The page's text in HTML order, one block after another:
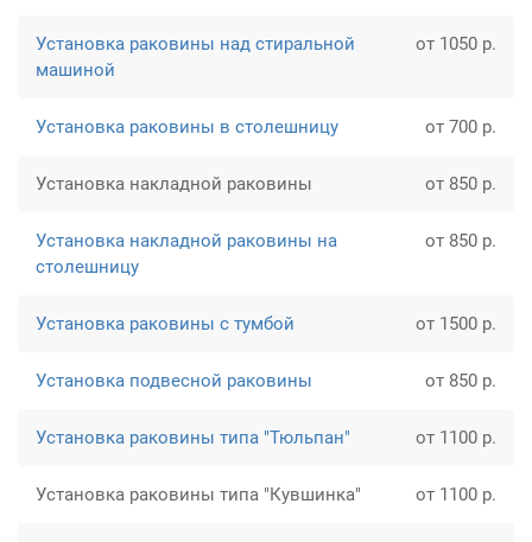
Установка раковины над стиральной
машиной
от 1050 р.
Установка раковины в столешницу от 700 р.
Установка накладной раковины от 850 р.
Установка накладной раковины на
столешницу
от 850 р.
Установка раковины с тумбой от 1500 р.
Установка подвесной раковины от 850 р.
Установка раковины типа "Тюльпан" от 1100 р.
Установка раковины типа "Кувшинка" от 1100 р.